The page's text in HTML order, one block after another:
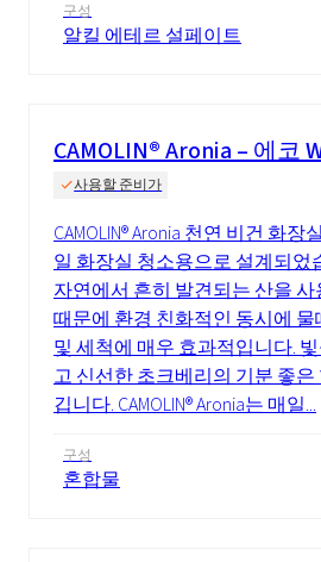
구성
알킬 에테르 설페이트
CAMOLIN® Aronia – 에코
사용할 준비가
CAMOLIN® Aronia 천연 비건 화장
일 화장실 청소용으로 설계되었
자연에서 흔히 발견되는 산을 사
때문에 환경 친화적인 동시에 물
및 세척에 매우 효과적입니다.
고 신선한 초크베리의 기분 좋은
깁니다. CAMOLIN® Aronia는 매일...
구성
혼합물